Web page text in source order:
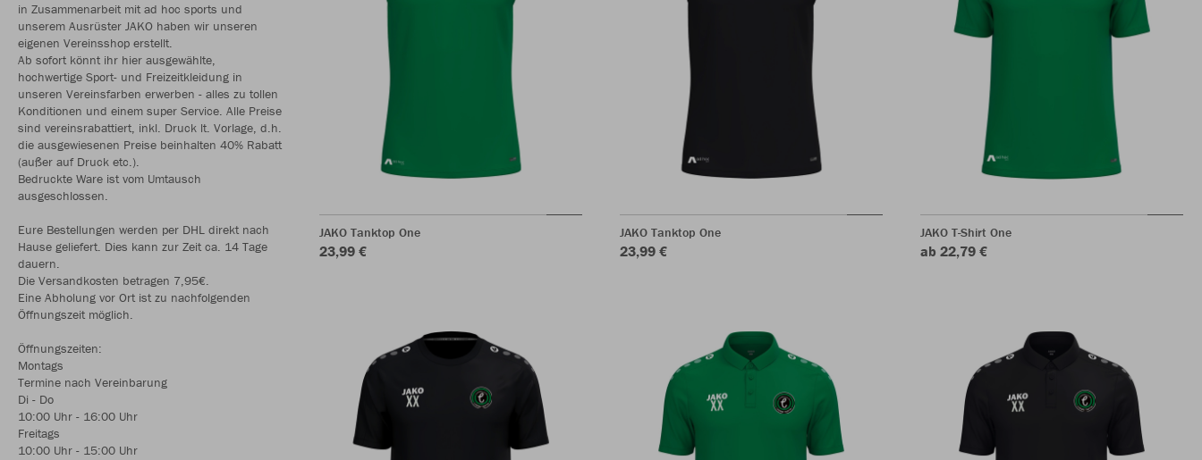
in Zusammenarbeit mit ad hoc sports und
unserem Ausrüster JAKO haben wir unseren
eigenen Vereinsshop erstellt.
Ab sofort könnt ihr hier ausgewählte,
hochwertige Sport- und Freizeitkleidung in
unseren Vereinsfarben erwerben - alles zu tollen
Konditionen und einem super Service. Alle Preise
sind vereinsrabattiert, inkl. Druck lt. Vorlage, d.h.
die ausgewiesenen Preise beinhalten 40% Rabatt
(außer auf Druck etc.).
Bedruckte Ware ist vom Umtausch
ausgeschlossen.
Eure Bestellungen werden per DHL direkt nach
Hause geliefert. Dies kann zur Zeit ca. 14 Tage
dauern.
Die Versandkosten betragen 7,95€.
Eine Abholung vor Ort ist zu nachfolgenden
Öffnungszeit möglich.
Öffnungszeiten:
Montags
Termine nach Vereinbarung
Di - Do
10:00 Uhr - 16:00 Uhr
Freitags
10:00 Uhr - 15:00 Uhr
JAKO Tanktop One
23,99 €
JAKO Tanktop One
23,99 €
JAKO T-Shirt One
ab 22,79 €